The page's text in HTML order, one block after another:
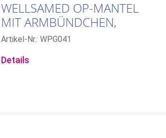
WELLSAMED OP-MANTEL
MIT ARMBÜNDCHEN,
STERIL
Artikel-Nr.: WPG041
Details